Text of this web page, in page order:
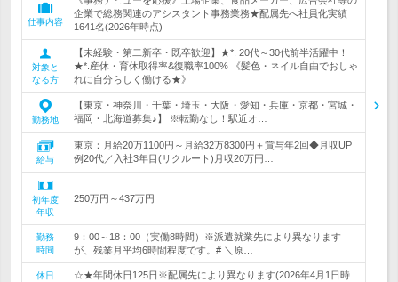
仕事内容
企業で総務関連のアシスタント事務業務★配属先へ社員化実績
1641名(2026年時点)
対象と
なる方
【未経験・第二新卒・既卒歓迎】★*. 20代～30代前半活躍中！
★*.産休・育休取得率&復職率100% 《髪色・ネイル自由でおしゃ
れに自分らしく働ける★》
勤務地
【東京・神奈川・千葉・埼玉・大阪・愛知・兵庫・京都・宮城・
福岡・北海道募集♪】 ※転勤なし！駅近オ…
給与
東京：月給20万1100円～月給32万8300円＋賞与年2回◆月収UP
例20代／入社3年目(リクルート)月収20万円…
初年度
年収
250万円～437万円
勤務
時間
9：00～18：00（実働8時間）※派遣就業先により異なります
が、残業月平均6時間程度です。# ＼原…
休日
☆★年間休日125日※配属先により異なります(2026年4月1日時